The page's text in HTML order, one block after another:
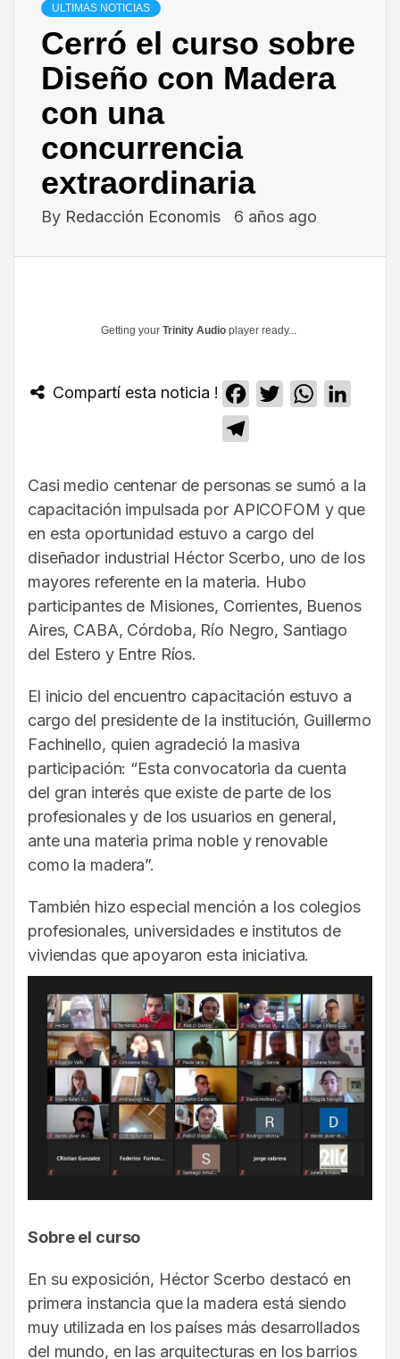
ULTIMAS NOTICIAS
Cerró el curso sobre
Diseño con Madera
con una
concurrencia
extraordinaria
By Redacción Economis 6 años ago
Getting your Trinity Audio player ready...
Compartí esta noticia ! Facebook
TwitterWhatsApp
Casi medio centenar de personas se sumó a la
capacitación impulsada por APICOFOM y que
en esta oportunidad estuvo a cargo del
diseñador industrial Héctor Scerbo, uno de los
mayores referente en la materia. Hubo
participantes de Misiones, Corrientes, Buenos
Aires, CABA, Córdoba, Río Negro, Santiago
del Estero y Entre Ríos.
El inicio del encuentro capacitación estuvo a
cargo del presidente de la institución, Guillermo
Fachinello, quien agradeció la masiva
participación: “Esta convocatoria da cuenta
del gran interés que existe de parte de los
profesionales y de los usuarios en general,
ante una materia prima noble y renovable
como la madera”.
También hizo especial mención a los colegios
profesionales, universidades e institutos de
viviendas que apoyaron esta iniciativa.
Sobre el curso
En su exposición, Héctor Scerbo destacó en
primera instancia que la madera está siendo
muy utilizada en los países más desarrollados
del mundo, en las arquitecturas en los barrios